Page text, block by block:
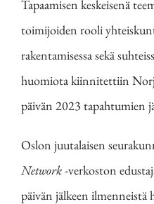
Tapaamisen keskeisenä
toimijoiden rooli
rakentamisessa sekä
huomiota kiinnitettiin
päivän 2023 tapahtumien
Oslon juutalaisen
Network-verkoston
päivän jälkeen ilmenneistä